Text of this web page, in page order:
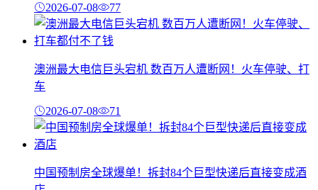
2026-07-08 77
澳洲最大电信巨头宕机 数百万人遭断网！火车停驶、打
车
2026-07-08 71
中国预制房全球爆单！拆封84个巨型快递后直接变成酒